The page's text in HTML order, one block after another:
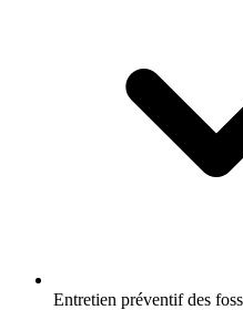
Entretien préventif des